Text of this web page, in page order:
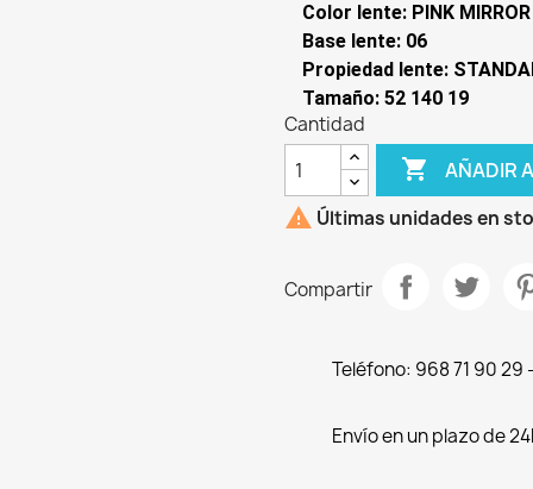
Color lente: PINK MIRROR
Base lente: 06
Propiedad lente:
Tamaño: 52 140 19
Cantidad
 AÑADIR
 Últimas unidades en
Compartir
Teléfono: 968 71 90
Envío en un plazo de